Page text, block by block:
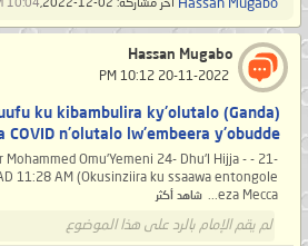
Hassan Mugabo آخر مشاركة: 02-12-2022, 10:04 PM
Hassan Mugabo
ekituufu ku kibambulira ky'olutalo
COVID n'olutalo lw'embeera y'obudde
Mohammed Omu'Yemeni 24- Dhu'l Hijja -
11:28 AM (Okusinziira ku ssaawa entongole
eza Mecca...
شاهد أكثر
لم يقم الإمام بالرد على هذا الموضوع